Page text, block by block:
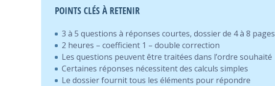
POINTS CLÉS À RETENIR
3 à 5 questions à réponses courtes, dossier de 4 à 8 pages
2 heures – coefficient 1 – double correction
Les questions peuvent être traitées dans l’ordre souhaité
Certaines réponses nécessitent des calculs simples
Le dossier fournit tous les éléments pour répondre